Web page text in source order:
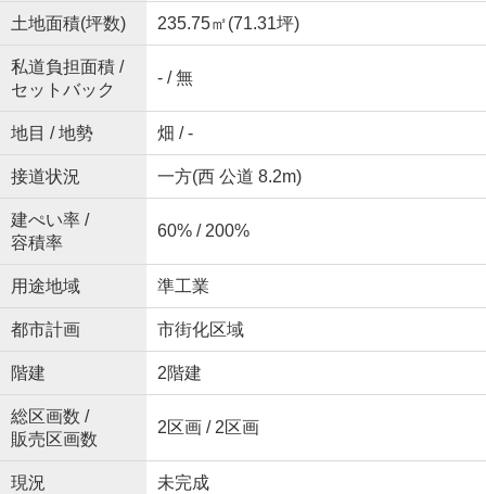
土地面積(坪数) 235.75㎡(71.31坪)
私道負担面積 /
セットバック
- / 無
地目 / 地勢 畑 / -
接道状況 一方(西 公道 8.2m)
建ぺい率 /
容積率
60% / 200%
用途地域 準工業
都市計画 市街化区域
階建 2階建
総区画数 /
販売区画数
2区画 / 2区画
現況 未完成